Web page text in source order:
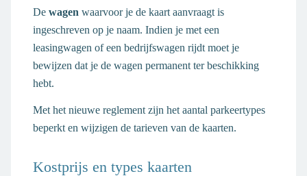
De wagen waarvoor je de kaart aanvraagt is
ingeschreven op je naam. Indien je met een
leasingwagen of een bedrijfswagen rijdt moet je
bewijzen dat je de wagen permanent ter beschikking
hebt.
Met het nieuwe reglement zijn het aantal parkeertypes
beperkt en wijzigen de tarieven van de kaarten.
Kostprijs en types kaarten